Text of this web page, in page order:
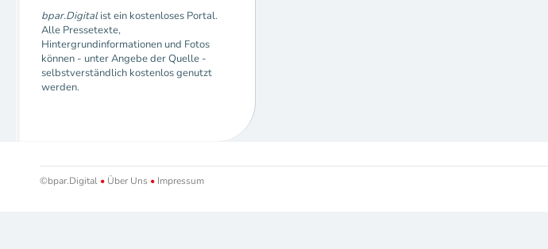
bpar.Digitalist ein kostenloses Portal.
Alle Pressetexte,
Hintergrundinformationen und Fotos
können - unter Angebe der Quelle -
selbstverständlich kostenlos genutzt
werden.
©bpar.Digital • Über Uns • Impressum